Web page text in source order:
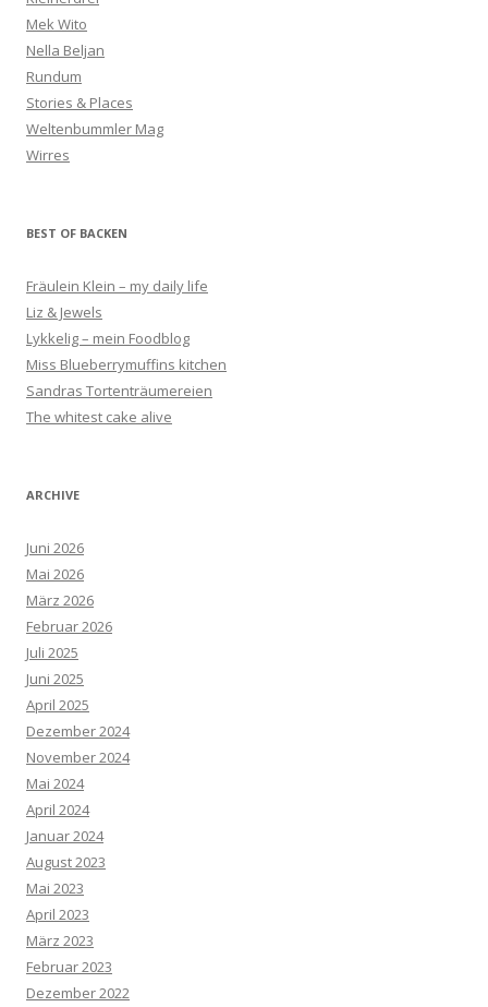
Mek Wito
Nella Beljan
Rundum
Stories & Places
Weltenbummler Mag
Wirres
BEST OF BACKEN
Fräulein Klein – my daily life
Liz & Jewels
Lykkelig – mein Foodblog
Miss Blueberrymuffins kitchen
Sandras Tortenträumereien
The whitest cake alive
ARCHIVE
Juni 2026
Mai 2026
März 2026
Februar 2026
Juli 2025
Juni 2025
April 2025
Dezember 2024
November 2024
Mai 2024
April 2024
Januar 2024
August 2023
Mai 2023
April 2023
März 2023
Februar 2023
Dezember 2022